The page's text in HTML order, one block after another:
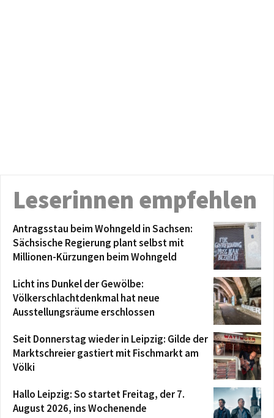
Leserinnen empfehlen
Antragsstau beim Wohngeld in Sachsen:
Sächsische Regierung plant selbst mit
Millionen-Kürzungen beim Wohngeld
Licht ins Dunkel der Gewölbe:
Völkerschlachtdenkmal hat neue
Ausstellungsräume erschlossen
Seit Donnerstag wieder in Leipzig: Gilde der
Marktschreier gastiert mit Fischmarkt am
Völki
Hallo Leipzig: So startet Freitag, der 7.
August 2026, ins Wochenende